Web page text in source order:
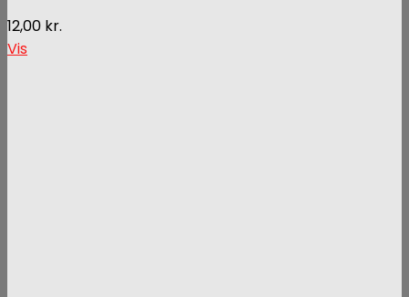
12,00 kr.
Vis